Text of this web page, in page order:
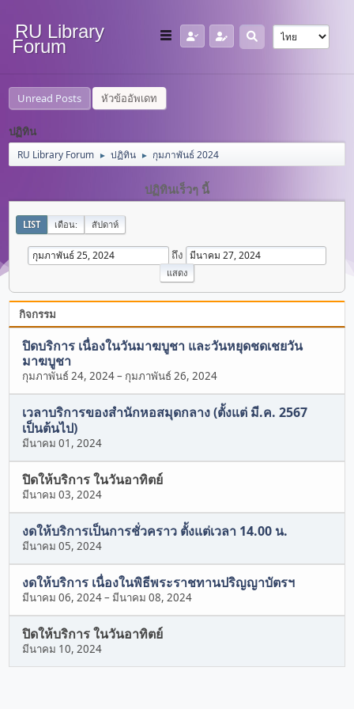
RU Library
Forum
Unread Posts หัวข้ออัพเดท
ปฏิทิน
RU Library Forum ► ปฏิทิน ► กุมภาพันธ์ 2024
ปฏิทินเร็วๆ นี้
LIST เดือน: สัปดาห์
ถึง
กิจกรรม
ปิดบริการ เนื่องในวันมาฆบูชา และวันหยุดชดเชยวัน
มาฆบูชา
กุมภาพันธ์ 24, 2024– กุมภาพันธ์ 26, 2024
เวลาบริการของสำนักหอสมุดกลาง (ตั้งแต่ มี.ค. 2567
เป็นต้นไป)
มีนาคม 01, 2024
ปิดให้บริการ ในวันอาทิตย์
มีนาคม 03, 2024
งดให้บริการเป็นการชั่วคราว ตั้งแต่เวลา 14.00 น.
มีนาคม 05, 2024
งดให้บริการ เนื่องในพิธีพระราชทานปริญญาบัตรฯ
มีนาคม 06, 2024–มีนาคม 08, 2024
ปิดให้บริการ ในวันอาทิตย์
มีนาคม 10, 2024